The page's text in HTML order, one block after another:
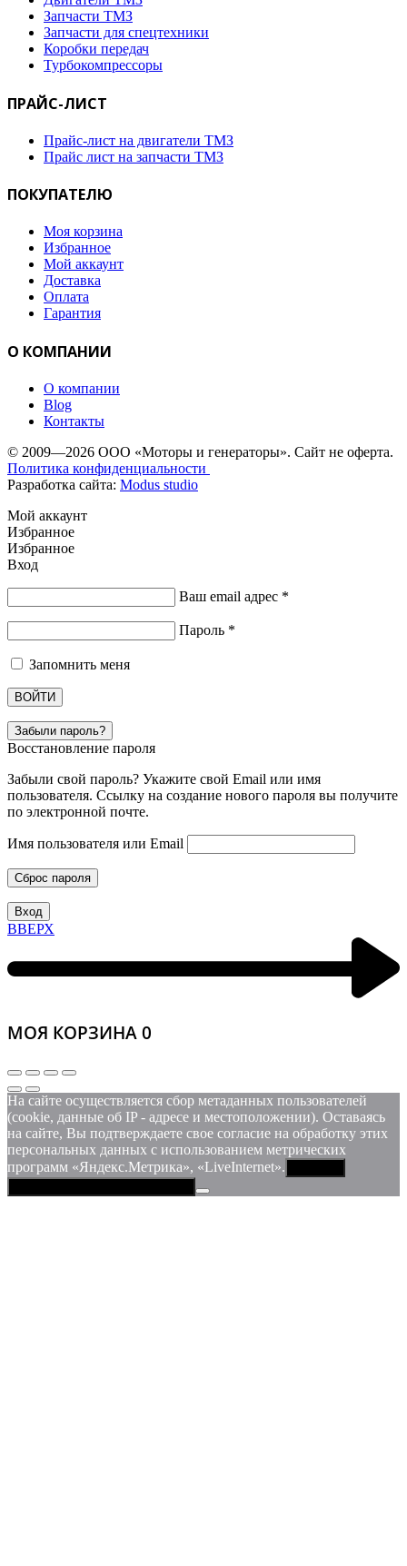
Запчасти ТМЗ
Запчасти для спецтехники
Коробки передач
Турбокомпрессоры
ПРАЙС-ЛИСТ
Прайс-лист на двигатели ТМЗ
Прайс лист на запчасти ТМЗ
ПОКУПАТЕЛЮ
Моя корзина
Избранное
Мой аккаунт
Доставка
Оплата
Гарантия
О КОМПАНИИ
О компании
Blog
Контакты
© 2009—2026 ООО «Моторы и генераторы». Сайт не оферта.
Политика конфиденциальности
Разработка сайта: Modus studio
Мой аккаунт
Избранное
Избранное
Вход
Ваш email адрес *
Пароль *
Запомнить меня
ВОЙТИ
Забыли пароль?
Восстановление пароля
Забыли свой пароль? Укажите свой Email или имя
пользователя. Ссылку на создание нового пароля вы получите
по электронной почте.
Имя пользователя или Email
Сброс пароля
Вход
ВВЕРХ
МОЯ КОРЗИНА 0
На сайте осуществляется сбор метаданных пользователей
(cookie, данные об IP - адресе и местоположении). Оставаясь
на сайте, Вы подтверждаете свое согласие на обработку этих
персональных данных c использованием метрических
программ «Яндекс.Метрика», «LiveInternet».